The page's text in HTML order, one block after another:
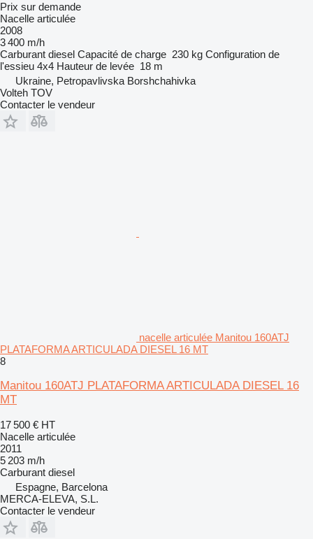
Prix sur demande
Nacelle articulée
2008
3 400 m/h
Carburant diesel Capacité de charge 230 kg Configuration de
l'essieu 4x4 Hauteur de levée 18 m
Ukraine, Petropavlivska Borshchahivka
Volteh TOV
Contacter le vendeur
nacelle articulée Manitou 160ATJ
PLATAFORMA ARTICULADA DIESEL 16 MT
8
Manitou 160ATJ PLATAFORMA ARTICULADA DIESEL 16
MT
17 500 € HT
Nacelle articulée
2011
5 203 m/h
Carburant diesel
Espagne, Barcelona
MERCA-ELEVA, S.L.
Contacter le vendeur